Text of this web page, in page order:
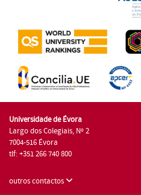
Universidade de Évora
Largo dos Colegiais, Nº 2
7004-516 Évora
tlf: +351 266 740 800
outros contactos